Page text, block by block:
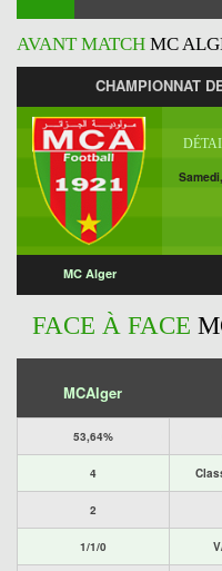
AVANT MATCH MC
CHAMPIONNAT
MC Alger
FACE À FACE
MCAlger
53,64%
4
2
1/1/0